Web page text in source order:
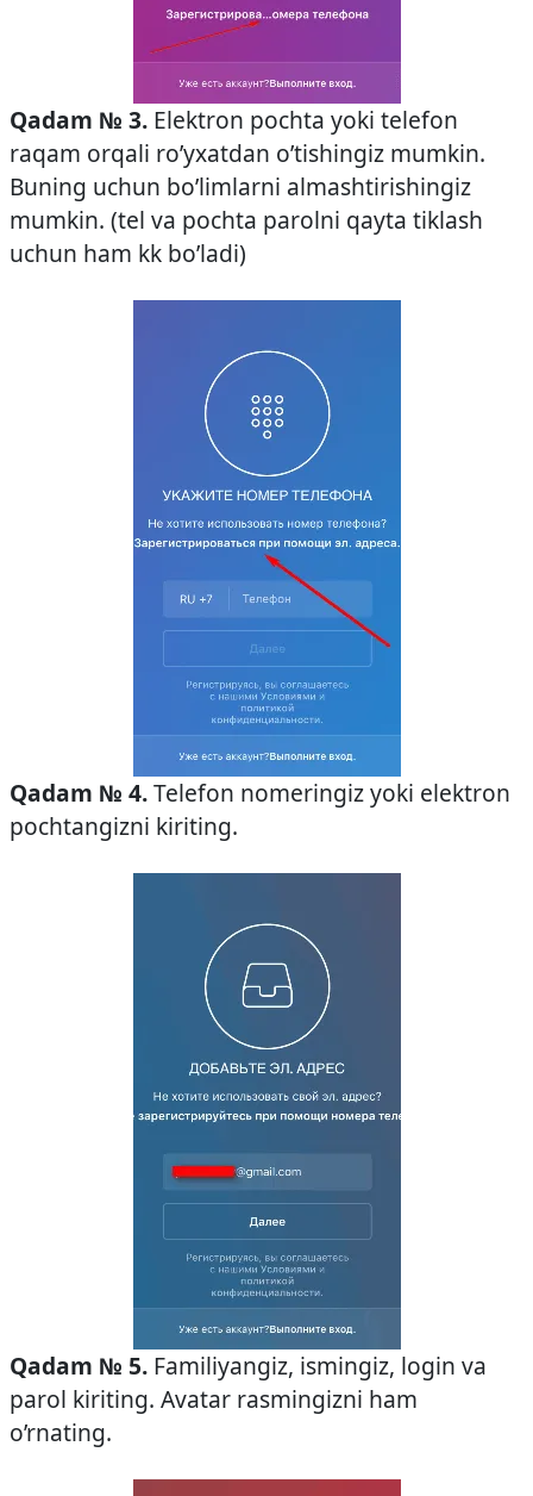
Qadam № 3. Elektron pochta yoki telefon
raqam orqali ro’yxatdan o’tishingiz mumkin.
Buning uchun bo’limlarni almashtirishingiz
mumkin. (tel va pochta parolni qayta tiklash
uchun ham kk bo’ladi)
Qadam № 4.Telefon nomeringiz yoki elektron
pochtangizni kiriting.
Qadam № 5. Familiyangiz, ismingiz, login va
parol kiriting. Avatar rasmingizni ham
o’rnating.